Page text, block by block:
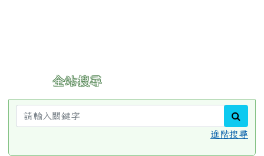
全站搜尋
進階搜尋